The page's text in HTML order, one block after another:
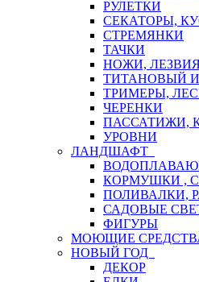
РУЛЕТКИ
СЕКАТОРЫ,
СТРЕМЯНКИ
ТАЧКИ
НОЖИ,
ТИТАНОВЫЙ
ТРИМЕРЫ,
ЧЕРЕНКИ
ПАССАТИЖИ,
УРОВНИ
ЛАНДШАФТ
КОРМУШКИ ,
ПОЛИВАЛКИ,
САДОВЫЕ
ФИГУРЫ
МОЮЩИЕ
НОВЫЙ ГОД
ДЕКОР